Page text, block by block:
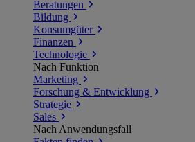
Beratungen
Bildung
Konsumgüter
Finanzen
Technologie
Nach Funktion
Marketing
Forschung & Entwicklung
Strategie
Sales
Nach Anwendungsfall